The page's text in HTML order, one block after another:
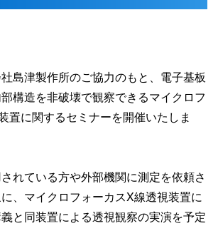
島津製作所のご協力のもと、電子基板
構造を非破壊で観察できるマイクロフ
置に関するセミナーを開催いたしま
れている方や外部機関に測定を依頼さ
、マイクロフォーカスX線透視装置に
と同装置による透視観察の実演を予定